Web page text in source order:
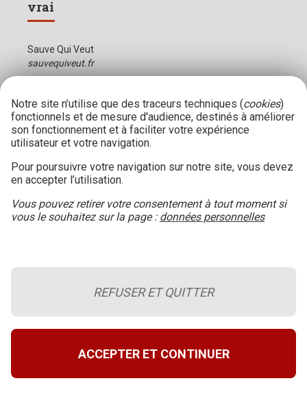
vrai
Sauve Qui Veut
sauvequiveut.fr
Le blog de la sécurité incendie
A propos du site
Conditions générales d’utilisation
Notre site n’utilise que des traceurs techniques (cookies)
fonctionnels et de mesure d'audience, destinés à améliorer
son fonctionnement et à faciliter votre expérience
utilisateur et votre navigation.
Pour poursuivre votre navigation sur notre site, vous devez
en accepter l’utilisation.
Vous pouvez retirer votre consentement à tout moment si
vous le souhaitez sur la page : données personnelles
REFUSER ET QUITTER
ACCEPTER ET CONTINUER